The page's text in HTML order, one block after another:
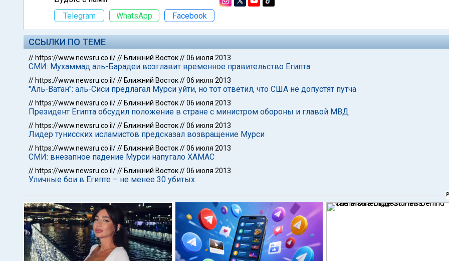
Telegram
WhatsApp Facebook
ССЫЛКИ ПО ТЕМЕ
// https://www.newsru.co.il/// Ближний Восток//06 июля 2013
СМИ: Мухаммад аль-Барадеи возглавит временное правительство Египта
// https://www.newsru.co.il/// Ближний Восток//06 июля 2013
"Аль-Ватан": аль-Сиси предлагал Мурси уйти, но тот ответил, что США не допустят путча
// https://www.newsru.co.il/// Ближний Восток//06 июля 2013
Президент Египта обсудил положение в стране с министром обороны и главой МВД
// https://www.newsru.co.il/// Ближний Восток//06 июля 2013
Лидер тунисских исламистов предсказал возвращение Мурси
// https://www.newsru.co.il/// Ближний Восток//06 июля 2013
СМИ: внезапное падение Мурси напугало ХАМАС
// https://www.newsru.co.il/// Ближний Восток//06 июля 2013
Уличные бои в Египте – не менее 30 убитых